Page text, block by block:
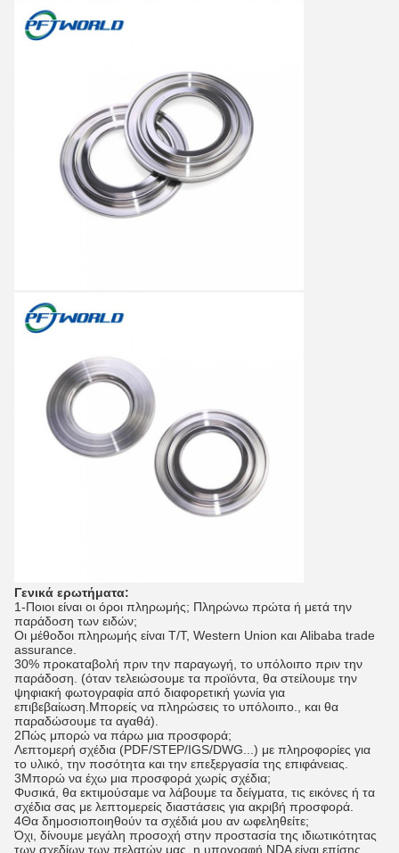
Γενικά ερωτήματα:
1-Ποιοι είναι οι όροι πληρωμής; Πληρώνω πρώτα ή μετά την
παράδοση των ειδών;
Οι μέθοδοι πληρωμής είναι T/T, Western Union και Alibaba trade
assurance.
30% προκαταβολή πριν την παραγωγή, το υπόλοιπο πριν την
παράδοση. (όταν τελειώσουμε τα προϊόντα, θα στείλουμε την
ψηφιακή φωτογραφία από διαφορετική γωνία για
επιβεβαίωση.Μπορείς να πληρώσεις το υπόλοιπο., και θα
παραδώσουμε τα αγαθά).
2Πώς μπορώ να πάρω μια προσφορά;
Λεπτομερή σχέδια (PDF/STEP/IGS/DWG...) με πληροφορίες για
το υλικό, την ποσότητα και την επεξεργασία της επιφάνειας.
3Μπορώ να έχω μια προσφορά χωρίς σχέδια;
Φυσικά, θα εκτιμούσαμε να λάβουμε τα δείγματα, τις εικόνες ή τα
σχέδια σας με λεπτομερείς διαστάσεις για ακριβή προσφορά.
4Θα δημοσιοποιηθούν τα σχέδιά μου αν ωφεληθείτε;
Όχι, δίνουμε μεγάλη προσοχή στην προστασία της ιδιωτικότητας
των σχεδίων των πελατών μας, η υπογραφή NDA είναι επίσης